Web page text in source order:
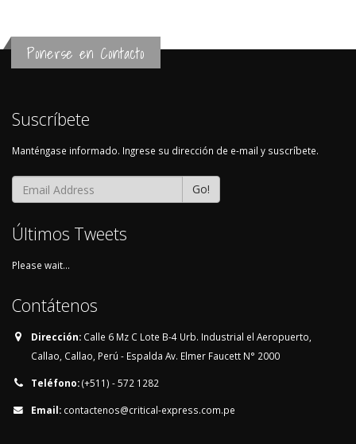
Ponerse en Contacto
Suscríbete
Manténgase informado. Ingrese su dirección de e-mail y suscríbete.
Go!
Últimos Tweets
Please wait...
Contátenos
Dirección: Calle 6 Mz C Lote B-4 Urb. Industrial el Aeropuerto,
Callao, Callao, Perú - Espalda Av. Elmer Faucett N° 2000
Teléfono:(+511) - 572 1282
Email: contactenos@critical-express.com.pe